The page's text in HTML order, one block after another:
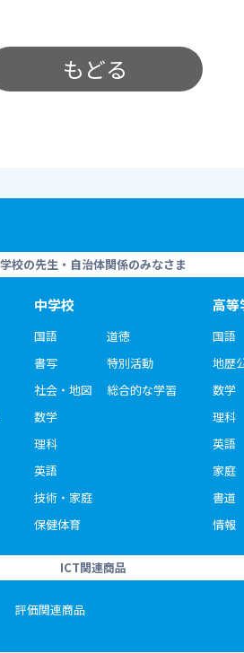
もどる
学校の先生・自治体関係のみなさま
中学校
国語
書写
社会・地図
数学
理科
英語
技術・家庭
保健体育
道徳
特別活動
総合的な学習
高等
国語
地歴
数学
理科
英語
家庭
書道
情報
ICT関連商品
評価関連商品